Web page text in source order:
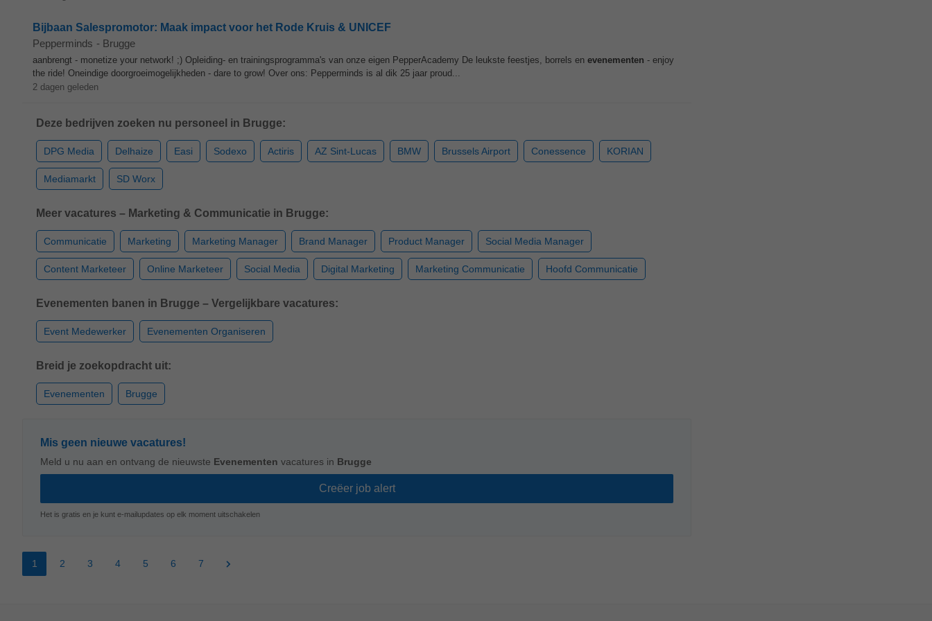
Bijbaan Salespromotor: Maak impact voor het Rode Kruis & UNICEF
Pepperminds - Brugge
aanbrengt - monetize your network! ;) Opleiding- en trainingsprogramma's van onze eigen PepperAcademy De leukste feestjes, borrels en evenementen - enjoy
the ride! Oneindige doorgroeimogelijkheden - dare to grow! Over ons: Pepperminds is al dik 25 jaar proud...
2 dagen geleden
Deze bedrijven zoeken nu personeel in Brugge:
DPG Media Delhaize Easi Sodexo Actiris AZ Sint-Lucas BMW Brussels Airport Conessence KORIAN
Mediamarkt SD Worx
Meer vacatures – Marketing & Communicatie in Brugge:
Communicatie Marketing Marketing Manager Brand Manager Product Manager Social Media Manager
Content Marketeer Online Marketeer Social Media Digital Marketing Marketing Communicatie Hoofd Communicatie
Evenementen banen in Brugge – Vergelijkbare vacatures:
Event Medewerker Evenementen Organiseren
Breid je zoekopdracht uit:
Evenementen Brugge
Mis geen nieuwe vacatures!
Meld u nu aan en ontvang de nieuwste Evenementen vacatures in Brugge
Het is gratis en je kunt e-mailupdates op elk moment uitschakelen
1 2 3 4 5 6 7